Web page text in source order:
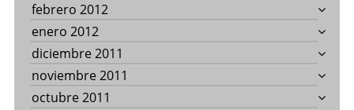
febrero 2012
enero 2012
diciembre 2011
noviembre 2011
octubre 2011